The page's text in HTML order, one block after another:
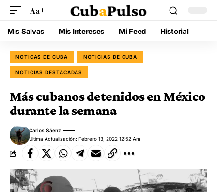
Aa
Mis Salvas Mis Intereses Mi Feed Historial
NOTICAS DE CUBA NOTICIAS DE CUBA
NOTICIAS DESTACADAS
Más cubanos detenidos en México
durante la semana
Última Actualización: Febrero 13, 2022 12:52 Am
Carlos Sáenz